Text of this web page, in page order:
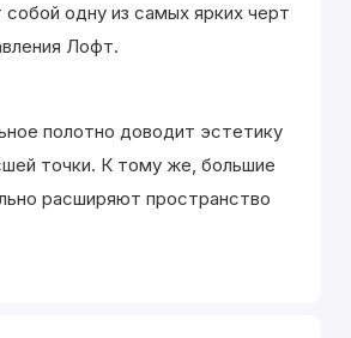
одну из самых ярких черт
Лофт.
полотно доводит эстетику
точки. К тому же, большие
расширяют пространство